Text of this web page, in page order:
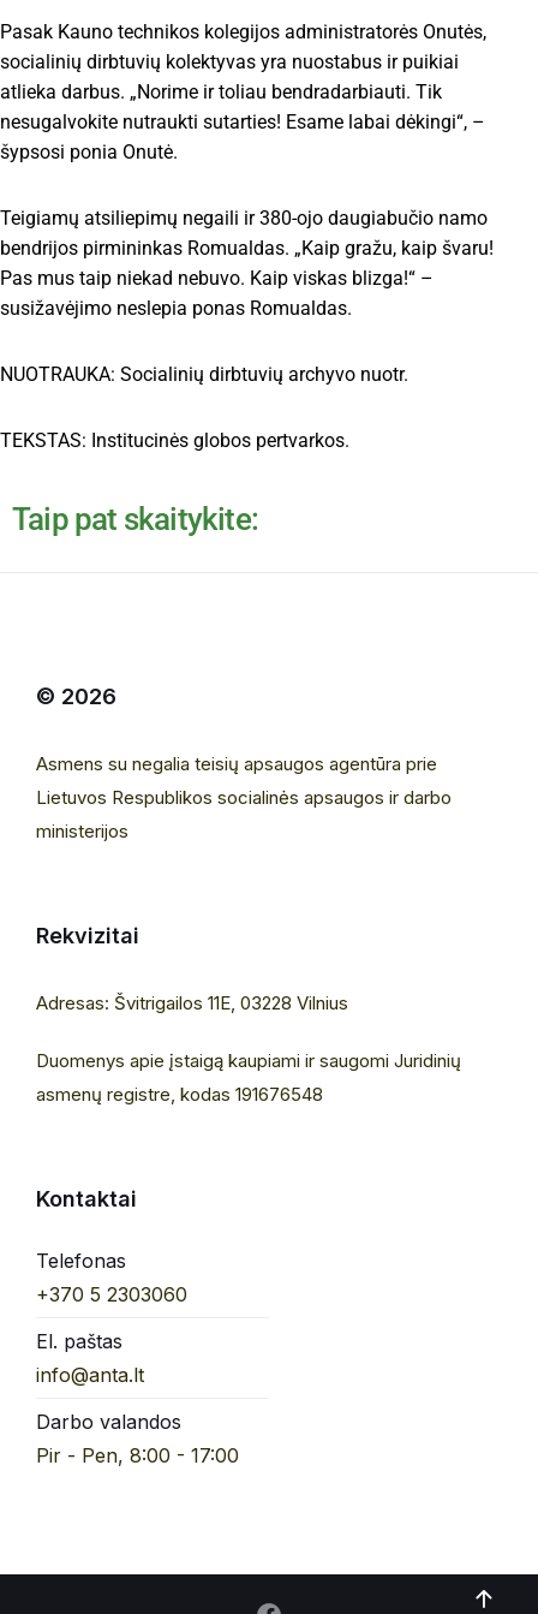
Pasak Kauno technikos kolegijos administratorės Onutės,
socialinių dirbtuvių kolektyvas yra nuostabus ir puikiai
atlieka darbus. „Norime ir toliau bendradarbiauti. Tik
nesugalvokite nutraukti sutarties! Esame labai dėkingi“, –
šypsosi ponia Onutė.
Teigiamų atsiliepimų negaili ir 380-ojo daugiabučio namo
bendrijos pirmininkas Romualdas. „Kaip gražu, kaip švaru!
Pas mus taip niekad nebuvo. Kaip viskas blizga!“ –
susižavėjimo neslepia ponas Romualdas.
NUOTRAUKA: Socialinių dirbtuvių archyvo nuotr.
TEKSTAS: Institucinės globos pertvarkos.
Taip pat skaitykite:
© 2026
Asmens su negalia teisių apsaugos agentūra prie
Lietuvos Respublikos socialinės apsaugos ir darbo
ministerijos
Rekvizitai
Adresas: Švitrigailos 11E, 03228 Vilnius
Duomenys apie įstaigą kaupiami ir saugomi Juridinių
asmenų registre, kodas 191676548
Kontaktai
Telefonas
+370 5 2303060
El. paštas
info@anta.lt
Darbo valandos
Pir - Pen, 8:00 - 17:00